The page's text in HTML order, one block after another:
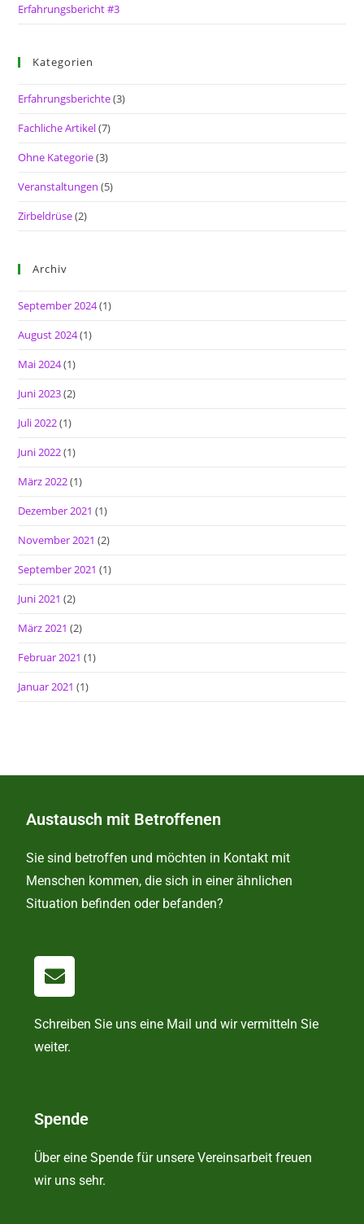
Erfahrungsbericht #3
Kategorien
Erfahrungsberichte(3)
Fachliche Artikel(7)
Ohne Kategorie(3)
Veranstaltungen (5)
Zirbeldrüse(2)
Archiv
September 2024(1)
August 2024(1)
Mai 2024(1)
Juni 2023(2)
Juli 2022(1)
Juni 2022(1)
März 2022(1)
Dezember 2021 (1)
November 2021 (2)
September 2021 (1)
Juni 2021 (2)
März 2021 (2)
Februar 2021 (1)
Januar 2021 (1)
Austausch mit Betroffenen
Sie sind betroffen und möchten in Kontakt mit
Menschen kommen, die sich in einer ähnlichen
Situation befinden oder befanden?
Schreiben Sie uns eine Mail und wir vermitteln Sie
weiter.
Spende
Über eine Spende für unsere Vereinsarbeit freuen
wir uns sehr.